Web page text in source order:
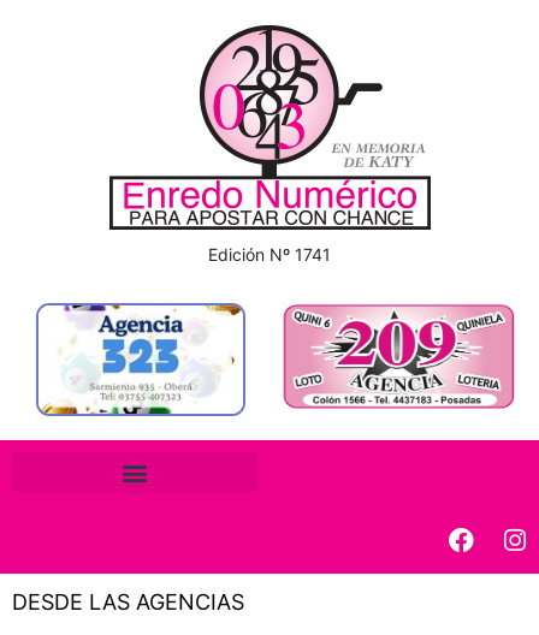
Edición Nº 1741
DESDE LAS AGENCIAS